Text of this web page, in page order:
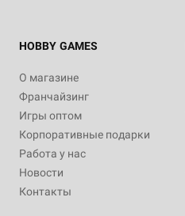
HOBBY GAMES
О магазине
Франчайзинг
Игры оптом
Корпоративные подарки
Работа у нас
Новости
Контакты